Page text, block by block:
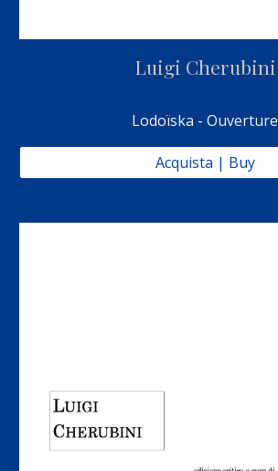
Luigi Cherubini
Lodoïska - Ouverture
Acquista | Buy